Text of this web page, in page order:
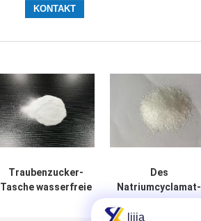
Traubenzucker-
Tasche wasserfreie
Nahrungsmittelgrad-
Des
Natriumcyclamat-
NF13 kristallene
Tasche
lijia